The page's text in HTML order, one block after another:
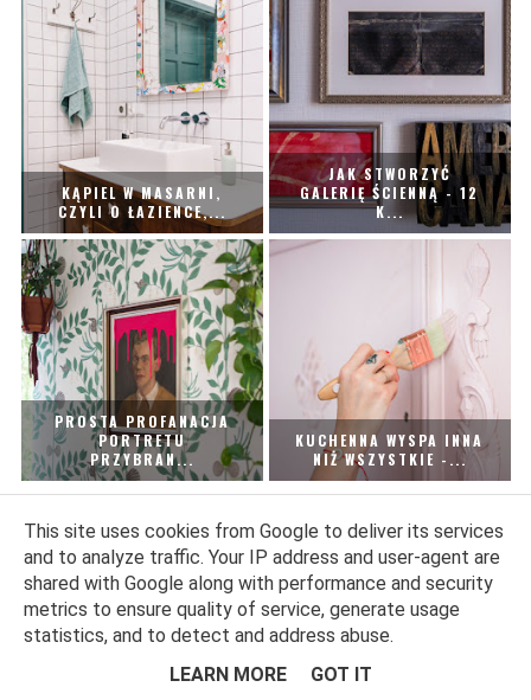
KĄPIEL W MASARNI,
CZYLI O ŁAZIENCE,...
JAK STWORZYĆ
GALERIĘ ŚCIENNĄ - 12
K...
PROSTA PROFANACJA
PORTRETU
PRZYBRAN...
KUCHENNA WYSPA INNA
NIŻ WSZYSTKIE -...
This site uses cookies from Google to deliver its services
and to analyze traffic. Your IP address and user-agent are
shared with Google along with performance and security
metrics to ensure quality of service, generate usage
statistics, and to detect and address abuse.
LEARN MORE
GOT IT